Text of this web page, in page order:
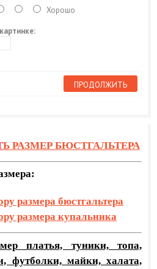
Хорошо
ПРОДОЛЖИТЬ
Ь РАЗМЕР БЮСТГАЛЬТЕРА
размера бюстгальтера
размера купальника
платья, туники, топа,
футболки, майки, халата,